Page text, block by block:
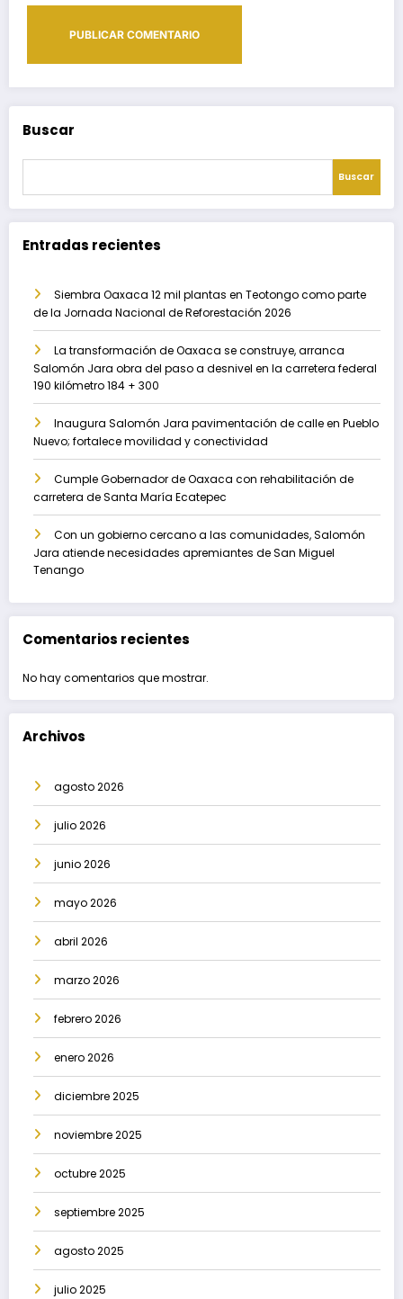
Buscar
Buscar
Entradas recientes
Siembra Oaxaca 12 mil plantas en Teotongo como parte
de la Jornada Nacional de Reforestación 2026
La transformación de Oaxaca se construye, arranca
Salomón Jara obra del paso a desnivel en la carretera federal
190 kilómetro 184 + 300
Inaugura Salomón Jara pavimentación de calle en Pueblo
Nuevo; fortalece movilidad y conectividad
Cumple Gobernador de Oaxaca con rehabilitación de
carretera de Santa María Ecatepec
Con un gobierno cercano a las comunidades, Salomón
Jara atiende necesidades apremiantes de San Miguel
Tenango
Comentarios recientes
No hay comentarios que mostrar.
Archivos
agosto 2026
julio 2026
junio 2026
mayo 2026
abril 2026
marzo 2026
febrero 2026
enero 2026
diciembre 2025
noviembre 2025
octubre 2025
septiembre 2025
agosto 2025
julio 2025